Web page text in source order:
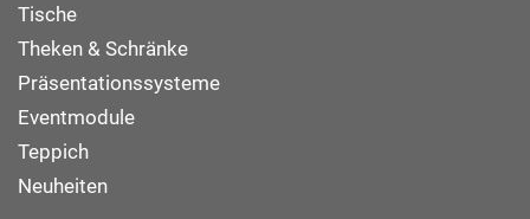
Tische
Theken & Schränke
Präsentationssysteme
Eventmodule
Teppich
Neuheiten